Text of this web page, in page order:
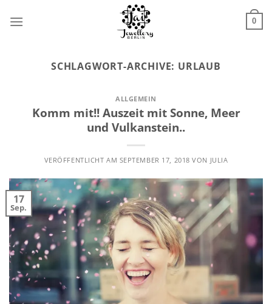
Inhalt
0
SCHLAGWORT-ARCHIVE: URLAUB
ALLGEMEIN
Komm mit!! Auszeit mit Sonne, Meer
und Vulkanstein..
VERÖFFENTLICHT AM SEPTEMBER 17, 2018 VON JULIA
17
Sep.